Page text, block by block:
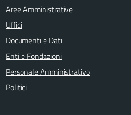
Aree Amministrative
Uffici
Documenti e Dati
Enti e Fondazioni
Personale Amministrativo
Politici